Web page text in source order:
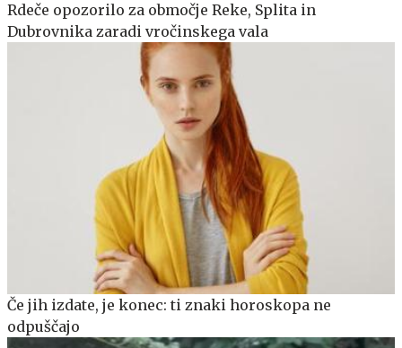
Rdeče opozorilo za območje Reke, Splita in
Dubrovnika zaradi vročinskega vala
Če jih izdate, je konec: ti znaki horoskopa ne
odpuščajo